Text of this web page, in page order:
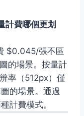
計費哪個更划
$0.045/張不區
的場景。按量計
率（512px）僅
的場景。通過
計費模式。